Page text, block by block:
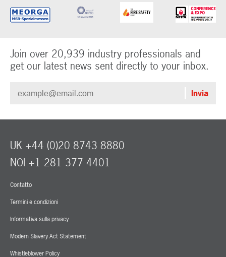
Join over 20,939 industry professionals and
get our latest news sent directly to your inbox.
Contatto
Termini e condizioni
Informativa sulla privacy
Modern Slavery Act Statement
Whistleblower Policy
UK +44 (0)20 8743 8880
NOI +1 281 377 4401